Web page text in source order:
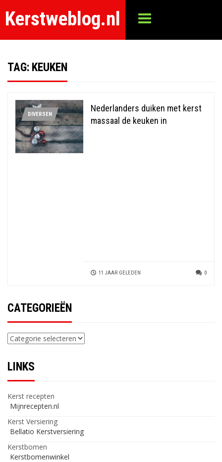
Kerstweblog.nl
TAG: KEUKEN
DIVERSEN
Nederlanders duiken met kerst
massaal de keuken in
11 JAAR GELEDEN 0
CATEGORIEËN
Categorieën
LINKS
Kerst recepten
Mijnrecepten.nl
Kerst Versiering
Bellatio Kerstversiering
Kerstbomen
Kerstbomenwinkel